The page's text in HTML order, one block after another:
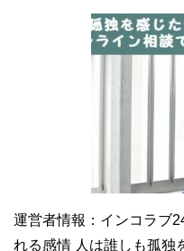
運営者情報：インコラブ
れる感情 人は誰しも孤独